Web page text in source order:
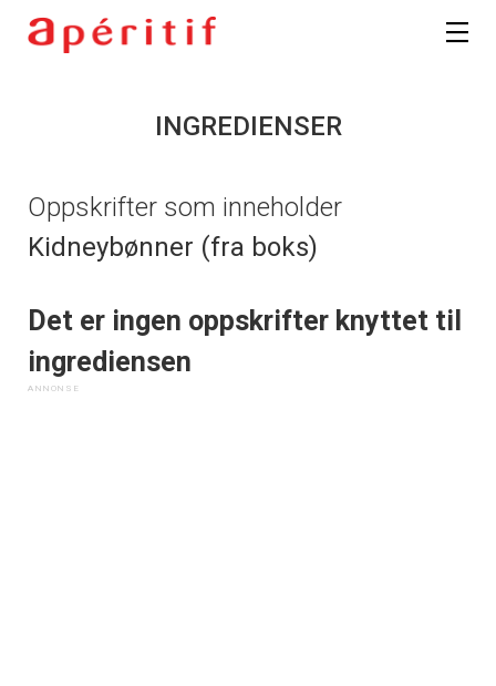
INGREDIENSER
Oppskrifter som inneholder
Kidneybønner (fra boks)
Det er ingen oppskrifter knyttet til
ingrediensen